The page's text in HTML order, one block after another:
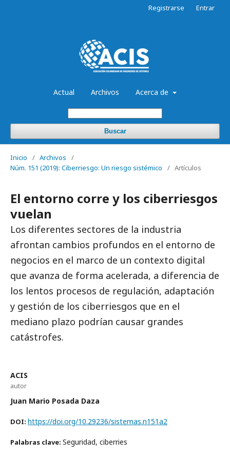
Actual Archivos Acerca de
Buscar
Registrarse Entrar
Inicio / Archivos
/
Núm. 151 (2019): Ciberriesgo: Un riesgo sistémico
/ Artículos
El entorno corre y los ciberriesgos
vuelan
Los diferentes sectores de la industria
afrontan cambios profundos en el entorno de
negocios en el marco de un contexto digital
que avanza de forma acelerada, a diferencia de
los lentos procesos de regulación, adaptación
y gestión de los ciberriesgos que en el
mediano plazo podrían causar grandes
catástrofes.
ACIS
autor
Juan Mario Posada Daza
DOI: https://doi.org/10.29236/sistemas.n151a2
Palabras clave: Seguridad, ciberries